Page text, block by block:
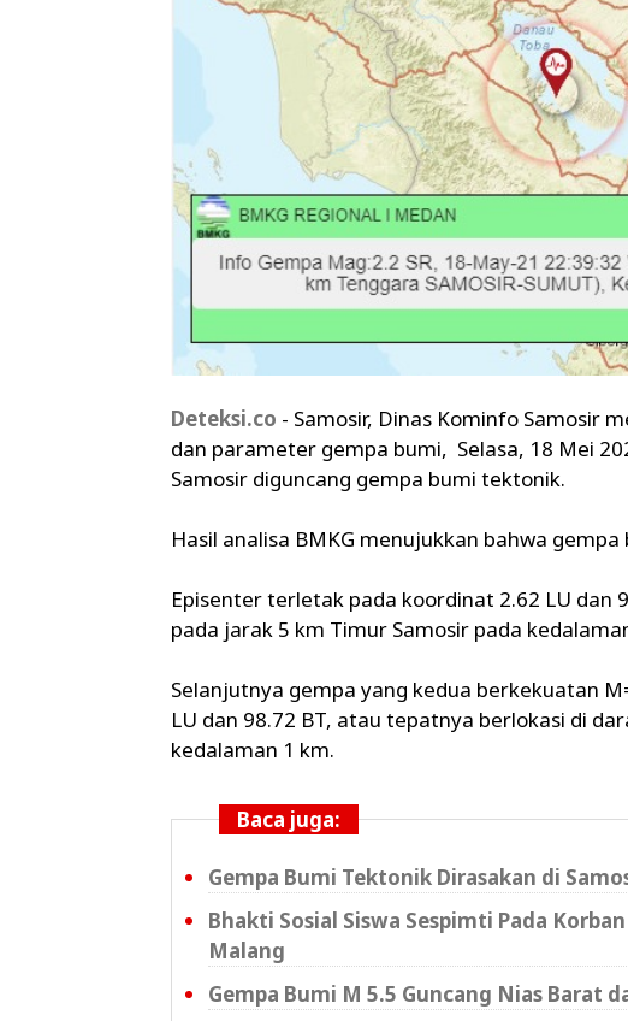
Deteksi.co - Samosir, Dinas Kominfo Samosir
dan parameter gempa bumi, Selasa, 18 Mei
Samosir diguncang gempa bumi tektonik.
Hasil analisa BMKG menujukkan bahwa
Episenter terletak pada koordinat 2.62 LU dan
pada jarak 5 km Timur Samosir pada
Selanjutnya gempa yang kedua berkekuatan
LU dan 98.72 BT, atau tepatnya berlokasi di
kedalaman 1 km.
Baca juga:
Gempa Bumi Tektonik Dirasakan di
Bhakti Sosial Siswa Sespimti Pada
Malang
Gempa Bumi M 5.5 Guncang Nias Barat